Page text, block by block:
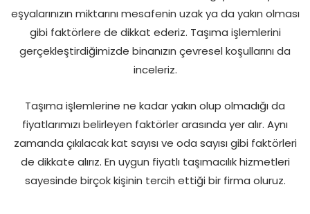
eşyalarınızın miktarını mesafenin uzak ya da yakın olması
gibi faktörlere de dikkat ederiz. Taşıma işlemlerini
gerçekleştirdiğimizde binanızın çevresel koşullarını da
inceleriz.
Taşıma işlemlerine ne kadar yakın olup olmadığı da
fiyatlarımızı belirleyen faktörler arasında yer alır. Aynı
zamanda çıkılacak kat sayısı ve oda sayısı gibi faktörleri
de dikkate alırız. En uygun fiyatlı taşımacılık hizmetleri
sayesinde birçok kişinin tercih ettiği bir firma oluruz.